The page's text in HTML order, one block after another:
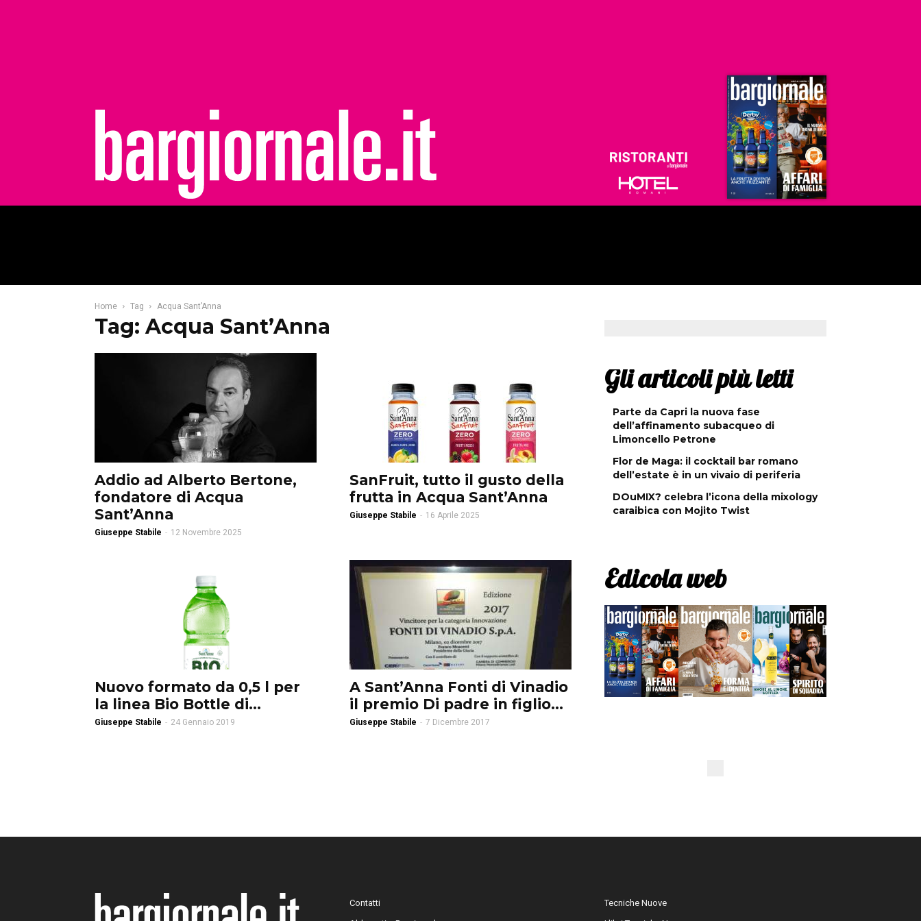
Ristoranti
Hoteldomani
Home Tag Acqua Sant’Anna
Tag: Acqua Sant’Anna
Addio ad Alberto Bertone,
fondatore di Acqua
Sant’Anna
Giuseppe Stabile - 12 Novembre 2025
SanFruit, tutto il gusto della
frutta in Acqua Sant’Anna
Giuseppe Stabile - 16 Aprile 2025
Nuovo formato da 0,5 l per
la linea Bio Bottle di...
Giuseppe Stabile - 24 Gennaio 2019
A Sant’Anna Fonti di Vinadio
il premio Di padre in figlio...
Giuseppe Stabile - 7 Dicembre 2017
Gli articoli più letti
Parte da Capri la nuova fase
dell’affinamento subacqueo di
Limoncello Petrone
Flor de Maga: il cocktail bar romano
dell’estate è in un vivaio di periferia
DOuMIX? celebra l’icona della mixology
caraibica con Mojito Twist
Edicola web
Contatti
Tecniche Nuove